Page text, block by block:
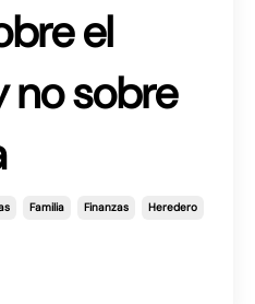
el
no sobre
Familia Finanzas Heredero